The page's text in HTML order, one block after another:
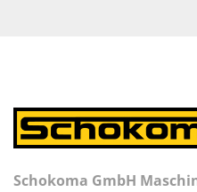
Schokoma GmbH